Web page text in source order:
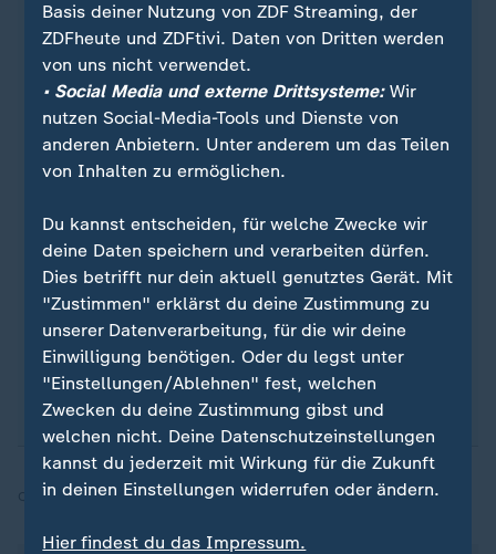
Quelle: Reuters
bleiben? Dann ist unser sportstudio-WhatsApp-
Channel genau das Richtige für Sie. Egal ob
morgens zum Kaffee, mittags zum Lunch oder zum
Feierabend - erhalten Sie die wichtigsten News
direkt auf Ihr Smartphone. Melden Sie sich hier
ganz einfach für unseren WhatsApp-Channel an:
sportstudio-WhatsApp-Channel.
Quelle:dpa, ZDF
Basis deiner Nutzung von ZDF Streaming, der
ZDFheute und ZDFtivi. Daten von Dritten werden
von uns nicht verwendet.
• Social Media und externe Drittsysteme:Wir
nutzen Social-Media-Tools und Dienste von
anderen Anbietern. Unter anderem um das Teilen
von Inhalten zu ermöglichen.
Du kannst entscheiden, für welche Zwecke wir
deine Daten speichern und verarbeiten dürfen.
Dies betrifft nur dein aktuell genutztes Gerät. Mit
"Zustimmen" erklärst du deine Zustimmung zu
unserer Datenverarbeitung, für die wir deine
Einwilligung benötigen. Oder du legst unter
"Einstellungen/Ablehnen" fest, welchen
Zwecken du deine Zustimmung gibst und
welchen nicht. Deine Datenschutzeinstellungen
kannst du jederzeit mit Wirkung für die Zukunft
in deinen Einstellungen widerrufen oder ändern.
Hier findest du das Impressum.